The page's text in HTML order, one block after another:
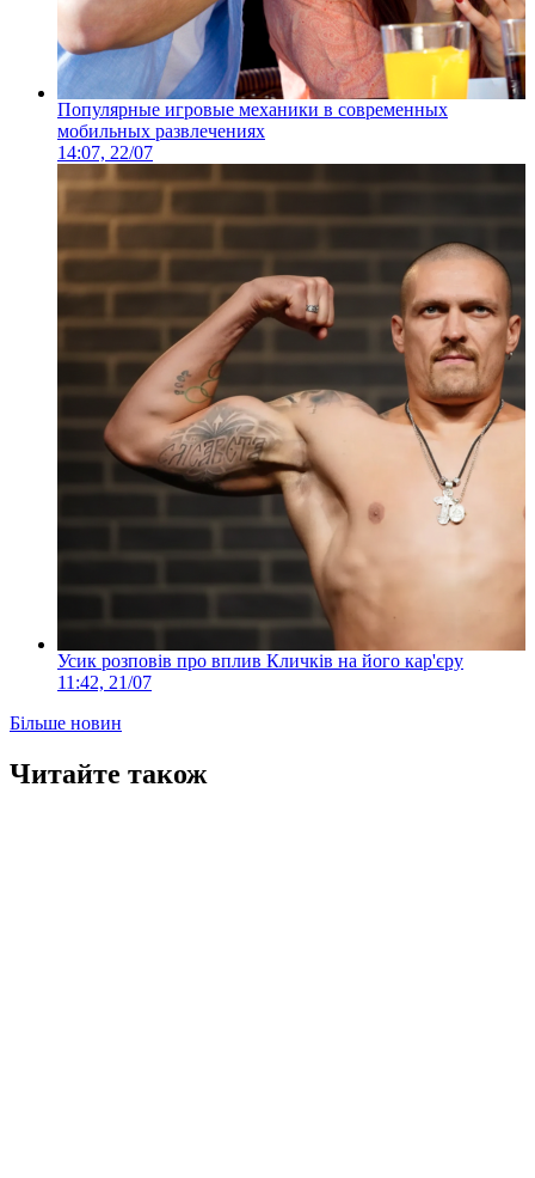
Популярные игровые механики в современных
мобильных развлечениях
14:07, 22/07
Усик розповів про вплив Кличків на його кар'єру
11:42, 21/07
Більше новин
Читайте також